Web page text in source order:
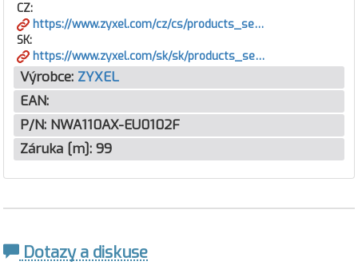
CZ:
https://www.zyxel.com/cz/cs/products_se…
SK:
https://www.zyxel.com/sk/sk/products_se…
Výrobce: ZYXEL
EAN:
P/N: NWA110AX-EU0102F
Záruka [m]: 99
Dotazy a diskuse